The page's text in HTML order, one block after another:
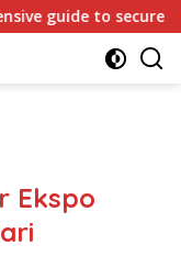
to secure and
Ekspo